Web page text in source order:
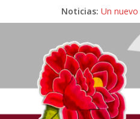
Noticias: Un
Ángel, el
Alertan